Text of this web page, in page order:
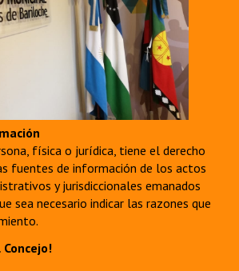
física o jurídica, tiene el derecho
fuentes de información de los actos
y jurisdiccionales emanados
sea necesario indicar las razones que